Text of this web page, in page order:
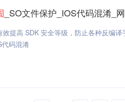
_SO文件保护_IOS代码混淆_
效提高 SDK 安全等级，防止各种反编
码混淆